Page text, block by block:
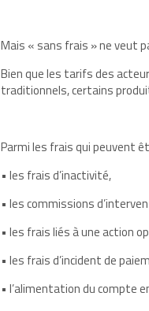
Mais « sans frais » ne veut
Bien que les tarifs des
traditionnels, certains
Parmi les frais qui peuvent
• les frais d’inactivité,
• les commissions
• les frais liés à une action
• les frais d’incident de
• l’alimentation du compte